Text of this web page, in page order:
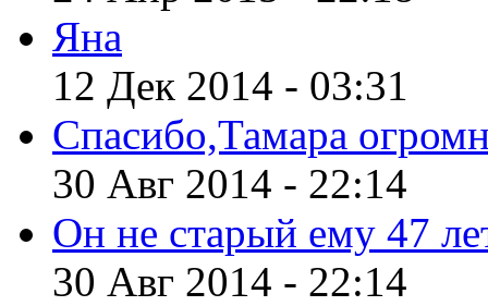
Яна
12 Дек 2014 - 03:31
Спасибо,Тамара
30 Авг 2014 - 22:14
Он не старый ему 47
30 Авг 2014 - 22:14